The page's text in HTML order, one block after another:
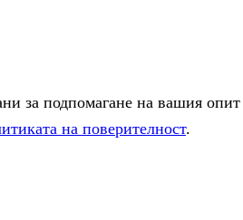
за подпомагане на вашия
на поверителност.